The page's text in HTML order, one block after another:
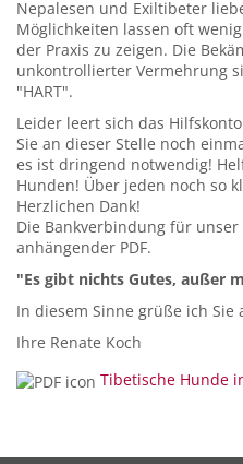
Nepalesen und Exiltibeter
Möglichkeiten lassen oft
der Praxis zu zeigen. Die
unkontrollierter Vermehrung
"HART".
Leider leert sich das
Sie an dieser Stelle noch
es ist dringend notwendig!
Hunden! Über jeden noch so
Herzlichen Dank!
Die Bankverbindung für
anhängender PDF.
"Es gibt nichts Gutes, außer
In diesem Sinne grüße ich Sie
Ihre Renate Koch
Tibetische Hunde